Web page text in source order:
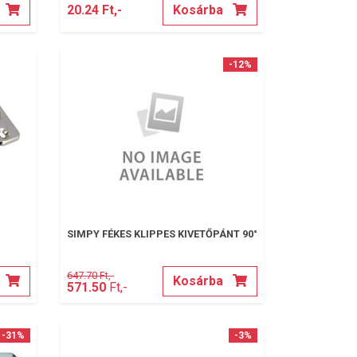
20.24 Ft,- Kosárba
-12%
SIMPY FÉKES KLIPPES KIVETŐPÁNT 90°
647.70 Ft,-
571.50 Ft,- Kosárba
-31% -3%